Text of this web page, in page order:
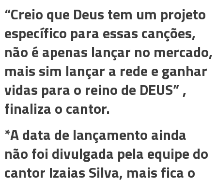
“Creio que Deus tem um projeto
específico para essas canções,
não é apenas lançar no mercado,
mais sim lançar a rede e ganhar
vidas para o reino de DEUS” ,
finaliza o cantor.
*A data de lançamento ainda
não foi divulgada pela equipe do
cantor Izaias Silva, mais fica o